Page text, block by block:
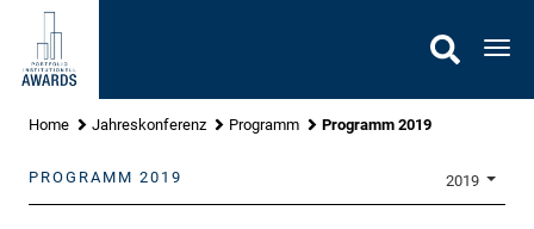
Inhalt
Home Jahreskonferenz Programm Programm 2019
PROGRAMM 2019 2019